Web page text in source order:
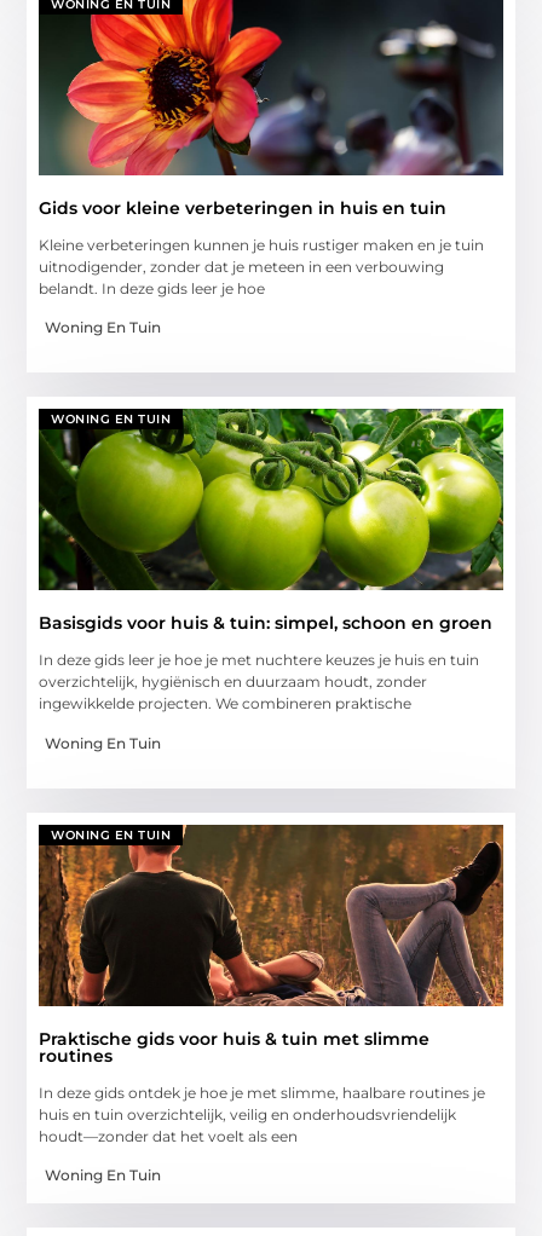
WONING EN TUIN
Gids voor kleine verbeteringen in huis en tuin
Kleine verbeteringen kunnen je huis rustiger maken en je tuin
uitnodigender, zonder dat je meteen in een verbouwing
belandt. In deze gids leer je hoe
Woning En Tuin
WONING EN TUIN
Basisgids voor huis & tuin: simpel, schoon en groen
In deze gids leer je hoe je met nuchtere keuzes je huis en tuin
overzichtelijk, hygiënisch en duurzaam houdt, zonder
ingewikkelde projecten. We combineren praktische
Woning En Tuin
WONING EN TUIN
Praktische gids voor huis & tuin met slimme
routines
In deze gids ontdek je hoe je met slimme, haalbare routines je
huis en tuin overzichtelijk, veilig en onderhoudsvriendelijk
houdt—zonder dat het voelt als een
Woning En Tuin